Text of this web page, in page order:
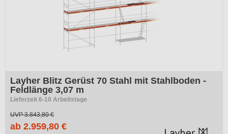
Layher Blitz Gerüst 70 Stahl mit Stahlboden -
Feldlänge 3,07 m
Lieferzeit 6-10 Arbeitstage
UVP3.843,80 €
ab 2.959,80 €